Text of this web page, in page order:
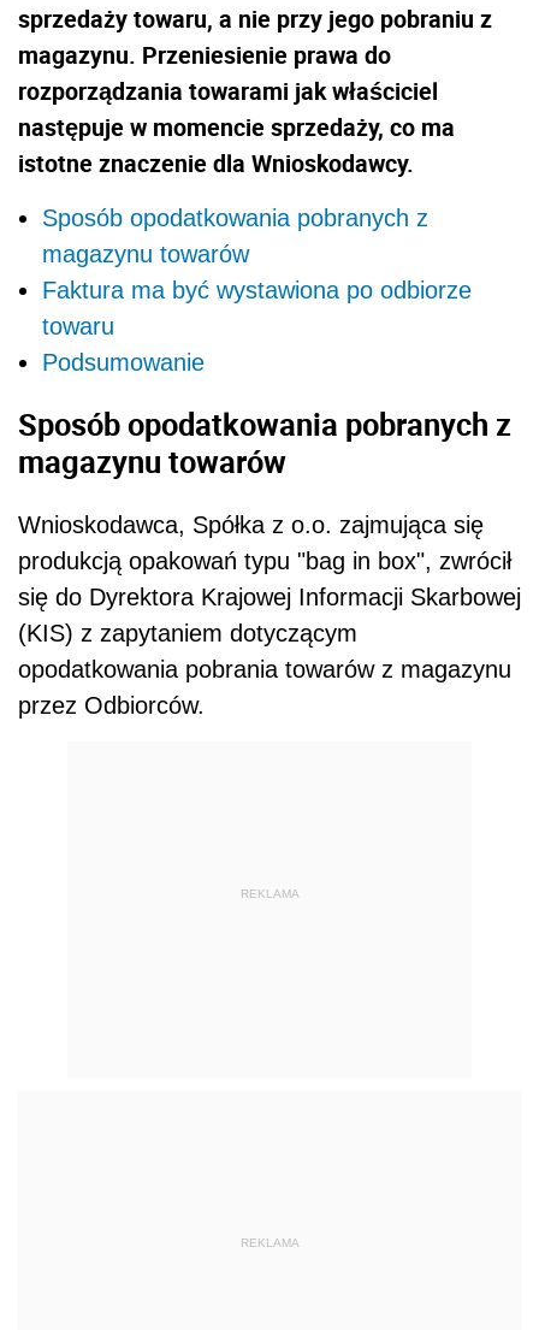
sprzedaży towaru, a nie przy jego pobraniu z
magazynu. Przeniesienie prawa do
rozporządzania towarami jak właściciel
następuje w momencie sprzedaży, co ma
istotne znaczenie dla Wnioskodawcy.
Sposób opodatkowania pobranych z
magazynu towarów
Faktura ma być wystawiona po odbiorze
towaru
Podsumowanie
Sposób opodatkowania pobranych z
magazynu towarów
Wnioskodawca, Spółka z o.o. zajmująca się
produkcją opakowań typu "bag in box", zwrócił
się do Dyrektora Krajowej Informacji Skarbowej
(KIS) z zapytaniem dotyczącym
opodatkowania pobrania towarów z magazynu
przez Odbiorców.
REKLAMA
REKLAMA